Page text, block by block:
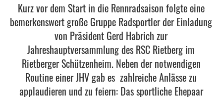
Kurz vor dem Start in die Rennradsaison folgte eine
bemerkenswert große Gruppe Radsportler der Einladung
von Präsident Gerd Habrich zur
Jahreshauptversammlung des RSC Rietberg im
Rietberger Schützenheim. Neben der notwendigen
Routine einer JHV gab es zahlreiche Anlässe zu
applaudieren und zu feiern: Das sportliche Ehepaar